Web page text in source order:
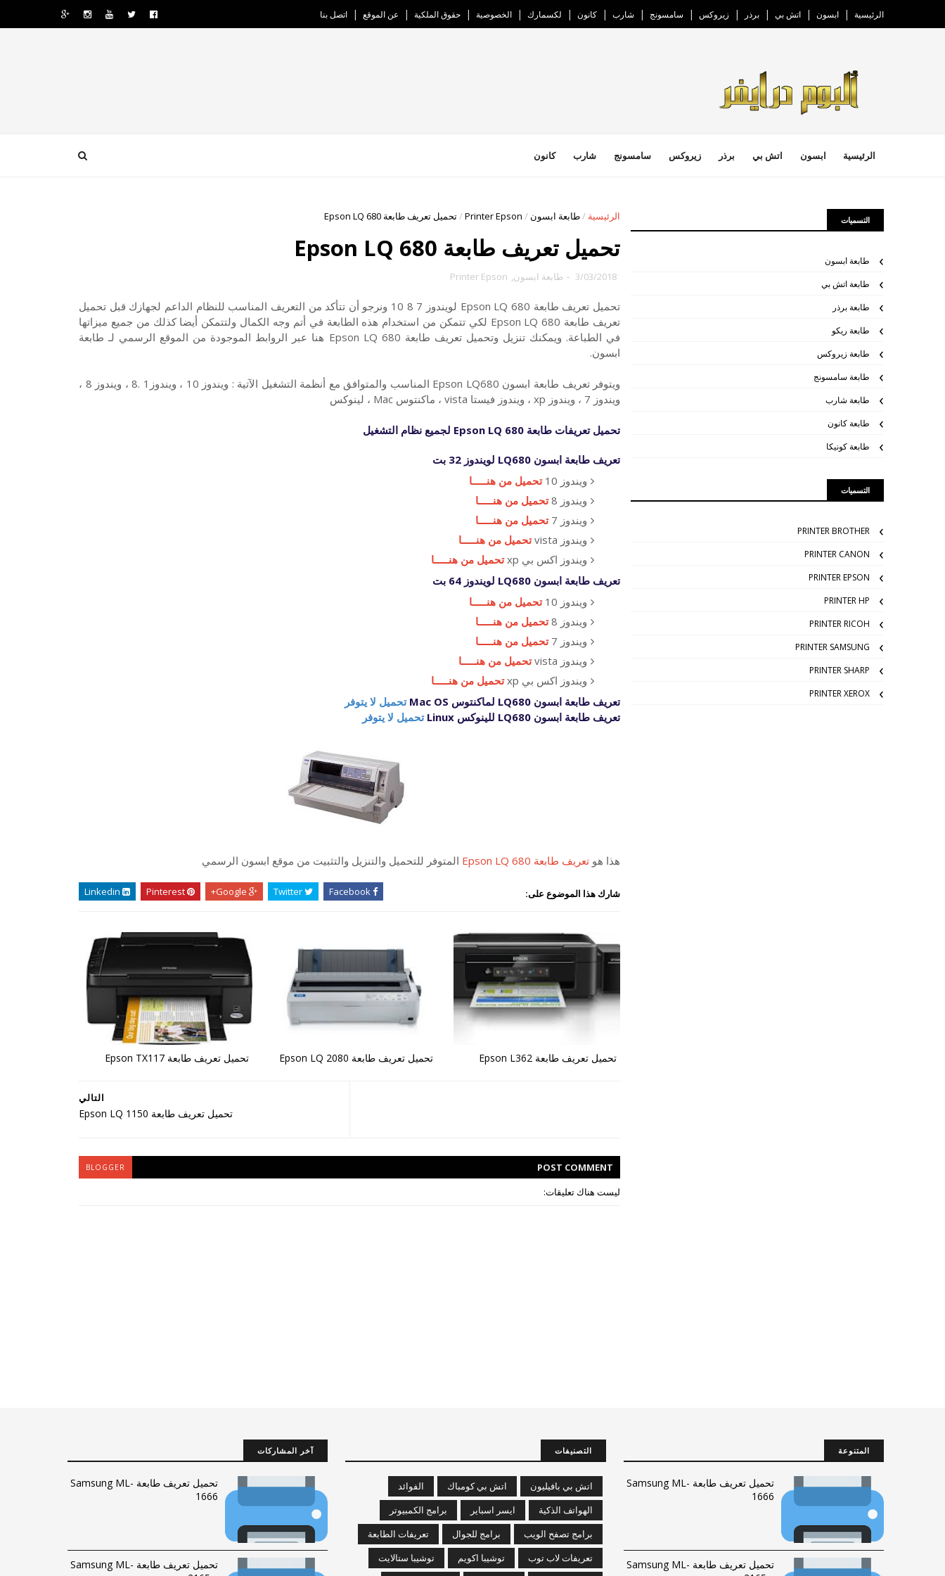
الرئيسية ابسون اتش بي برذر زيروكس سامسونج شارب كانون لكسمارك الخصوصية حقوق الملكية عن الموقع اتصل بنا
الرئيسية ابسون اتش بي برذر زيروكس سامسونج شارب كانون
الرئيسية /طابعة ابسون /
Printer Epson
/تحميل تعريف طابعة Epson LQ 680
تحميل تعريف طابعة Epson LQ 680
3/03/2018
- طابعة ابسون,
Printer Epson
تحميل تعريف طابعة Epson LQ 680 لويندوز 7 8 10 ونرجو أن تتأكد من التعريف المناسب للنظام الداعم لجهازك قبل تحميل
تعريف طابعة Epson LQ 680 لكي تتمكن من استخدام هذه الطابعة في أتم وجه الكمال ولتتمكن أيضا كذلك من جميع ميزاتها
في الطباعة. ويمكنك تنزيل وتحميل تعريف طابعة Epson LQ 680 هنا عبر الروابط الموجودة من الموقع الرسمي لـ طابعة
ابسون.
ويتوفر تعريف طابعة ابسون Epson LQ680 المناسب والمتوافق مع أنظمة التشغيل الآتية : ويندوز 10 ، ويندوز1 .8 ، ويندوز 8 ،
ويندوز 7 ، ويندوز xp ، ويندوز فيستا vista ، ماكنتوس Mac ، لينوكس
تحميل تعريفات طابعة Epson LQ 680 لجميع نظام التشغيل
تعريف طابعة ابسون LQ680 لويندوز 32 بت
ويندوز 10
تحميل من هنـــــا
ويندوز 8
تحميل من هنـــــا
ويندوز 7
تحميل من هنـــــا
ويندوز vista
تحميل من هنـــــا
ويندوز اكس بي xp
تحميل من هنـــــا
تعريف طابعة ابسون LQ680 لويندوز 64 بت
ويندوز 10
تحميل من هنـــــا
ويندوز 8
تحميل من هنـــــا
ويندوز 7
تحميل من هنـــــا
ويندوز vista
تحميل من هنـــــا
ويندوز اكس بي xp
تحميل من هنـــــا
تعريف طابعة ابسون LQ680 لماكنتوس Mac OS
تحميل لا يتوفر
تعريف طابعة ابسون LQ680 للينوكس Linux
تحميل لا يتوفر
هذا هو تعريف طابعة Epson LQ 680 المتوفر للتحميل والتنزيل والتثبيت من موقع ابسون الرسمي
شارك هذا الموضوع على:
تحميل تعريف طابعة Epson L362 تحميل تعريف طابعة Epson LQ 2080 تحميل تعريف طابعة Epson TX117
التالي
تحميل تعريف طابعة Epson LQ 1150
POST COMMENT
BLOGGER
ليست هناك تعليقات:
التسميات
طابعة ابسون
طابعة اتش بي
طابعة برذر
طابعة ريكو
طابعة زيروكس
طابعة سامسونج
طابعة شارب
طابعة كانون
طابعة كونيكا
التسميات
PRINTER BROTHER
PRINTER CANON
PRINTER EPSON
PRINTER HP
PRINTER RICOH
PRINTER SAMSUNG
PRINTER SHARP
PRINTER XEROX
المتنوعة
تحميل تعريف طابعة Samsung ML-
1666
تحميل تعريف طابعة Samsung ML-
التصنيفات
اتش بي بافيليون اتش بي كومباك
الفوائد
الهواتف الذكية
ايسر اسباير
برامج الكمبيوتر
برامج تصفح الويب
برامج للجوال
تعريفات الطابعة
تعريفات لاب توب
توشيبا اكويم
توشيبا ستالايت
آخر المشاركات
تحميل تعريف طابعة Samsung ML-
1666
تحميل تعريف طابعة Samsung ML-